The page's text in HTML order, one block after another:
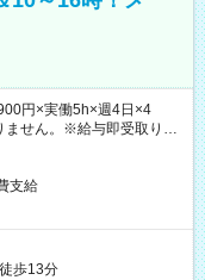
円×実働5h×週4日×4
せん。※給与即受取りサ
支給
歩13分